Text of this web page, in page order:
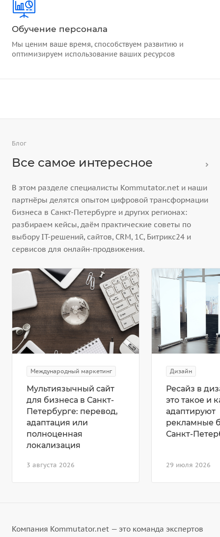
Обучение персонала
Мы ценим ваше время, способствуем развитию и
оптимизируем использование ваших ресурсов
Блог
Все самое интересное
В этом разделе специалисты Kommutator.net и наши
партнёры делятся опытом цифровой трансформации
бизнеса в Санкт-Петербурге и других регионах:
разбираем кейсы, даём практические советы по
выбору IT-решений, сайтов, CRM, 1С, Битрикс24 и
сервисов для онлайн-продвижения.
Международный маркетинг
3 августа 2026
Мультиязычный сайт
для бизнеса в Санкт-
Петербурге: перевод,
адаптация или
полноценная
локализация
Дизайн
29 июля 2026
Ресайз в
это такое и
адаптируют
рекламные
Санкт-
Компания Kommutator.net — это команда экспертов